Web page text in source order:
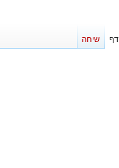
דף שיחה